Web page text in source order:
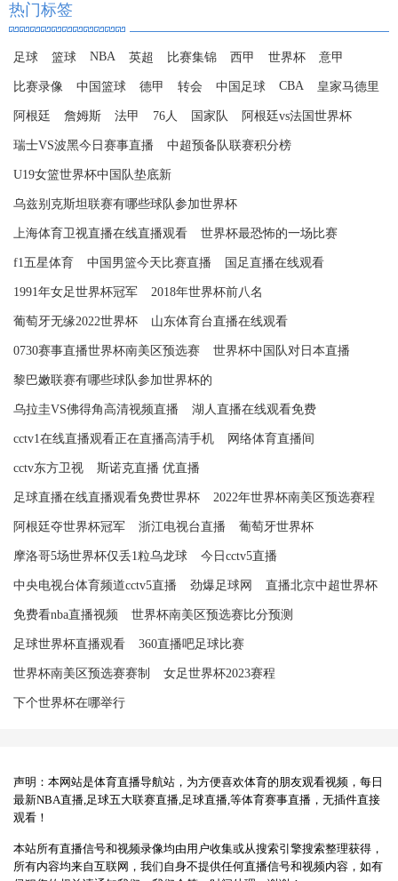
热门标签
足球 篮球 NBA 英超 比赛集锦 西甲 世界杯 意甲
比赛录像 中国篮球 德甲 转会 中国足球 CBA 皇家马德里
阿根廷 詹姆斯 法甲 76人 国家队 阿根廷vs法国世界杯
瑞士VS波黑今日赛事直播 中超预备队联赛积分榜
U19女篮世界杯中国队垫底新
乌兹别克斯坦联赛有哪些球队参加世界杯
上海体育卫视直播在线直播观看 世界杯最恐怖的一场比赛
f1五星体育 中国男篮今天比赛直播 国足直播在线观看
1991年女足世界杯冠军 2018年世界杯前八名
葡萄牙无缘2022世界杯 山东体育台直播在线观看
0730赛事直播世界杯南美区预选赛 世界杯中国队对日本直播
黎巴嫩联赛有哪些球队参加世界杯的
乌拉圭VS佛得角高清视频直播 湖人直播在线观看免费
cctv1在线直播观看正在直播高清手机 网络体育直播间
cctv东方卫视 斯诺克直播 优直播
足球直播在线直播观看免费世界杯 2022年世界杯南美区预选赛程
阿根廷夺世界杯冠军 浙江电视台直播 葡萄牙世界杯
摩洛哥5场世界杯仅丢1粒乌龙球 今日cctv5直播
中央电视台体育频道cctv5直播 劲爆足球网 直播北京中超世界杯
免费看nba直播视频 世界杯南美区预选赛比分预测
足球世界杯直播观看 360直播吧足球比赛
世界杯南美区预选赛赛制 女足世界杯2023赛程
下个世界杯在哪举行
声明：本网站是体育直播导航站，为方便喜欢体育的朋友观看视频，每日
最新NBA直播,足球五大联赛直播,足球直播,等体育赛事直播，无插件直接
观看！
本站所有直播信号和视频录像均由用户收集或从搜索引擎搜索整理获得，
所有内容均来自互联网，我们自身不提供任何直播信号和视频内容，如有